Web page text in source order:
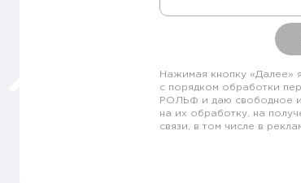
Нажимая кнопку «Далее»
с порядком обработки
РОЛЬФ и даю свободное и
на их обработку, на
связи, в том числе в